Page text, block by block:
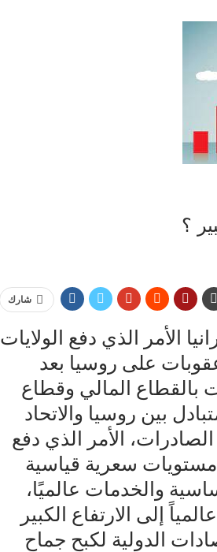
؟
شارك
الأمر الذي دفع الولايات
عقوبات على روسيا بعد
بالقطاع المالي وقطاع
بين روسيا والاتحاد
الأمر الذي دفع
مستويات سعرية قياسية
والخدمات عالميًا،
إلى الارتفاع الكبير
الدولية لكبح جماح